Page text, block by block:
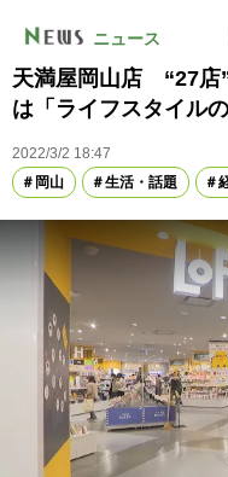
ニュース
天満屋岡山店 “27店
は「ライフスタイルの
2022/3/2 18:47
岡山
生活・話題